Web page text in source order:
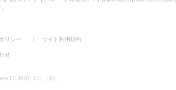
リシー サイト利用規約
せ
CLAIRE Co., Ltd.